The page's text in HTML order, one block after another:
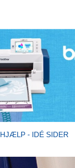
HJÆLP - IDÉ SIDER